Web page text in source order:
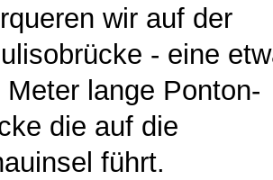
wir auf der
- eine
Meter lange Ponton-
die auf die
führt.